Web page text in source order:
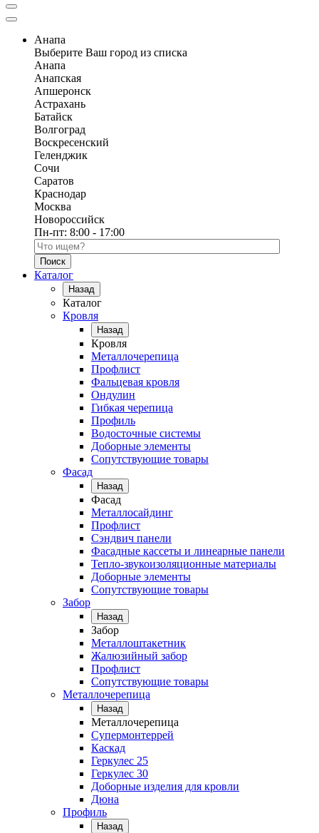
Анапа
Выберите Ваш город из списка
Анапа
Анапская
Апшеронск
Астрахань
Батайск
Волгоград
Воскресенский
Геленджик
Сочи
Саратов
Краснодар
Москва
Новороссийск
Пн-пт: 8:00 - 17:00
Поиск по каталогу
Каталог
Назад
Каталог
Кровля
Назад
Кровля
Металлочерепица
Профлист
Фальцевая кровля
Ондулин
Гибкая черепица
Профиль
Водосточные системы
Доборные элементы
Сопутствующие товары
Фасад
Назад
Фасад
Металлосайдинг
Профлист
Сэндвич панели
Фасадные кассеты и линеарные панели
Тепло-звукоизоляционные материалы
Доборные элементы
Сопутствующие товары
Забор
Назад
Забор
Металлоштакетник
Жалюзийный забор
Профлист
Сопутствующие товары
Металлочерепица
Назад
Металлочерепица
Супермонтеррей
Каскад
Геркулес 25
Геркулес 30
Доборные изделия для кровли
Дюна
Профиль
Назад